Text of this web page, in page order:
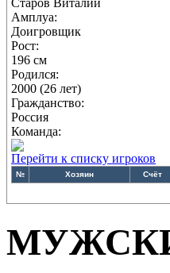
Старов Виталий
Амплуа:
Доигровщик
Рост:
196 см
Родился:
2000 (26 лет)
Гражданство:
Россия
Команда:
Перейти к списку игроков
№ Хозяин Счёт